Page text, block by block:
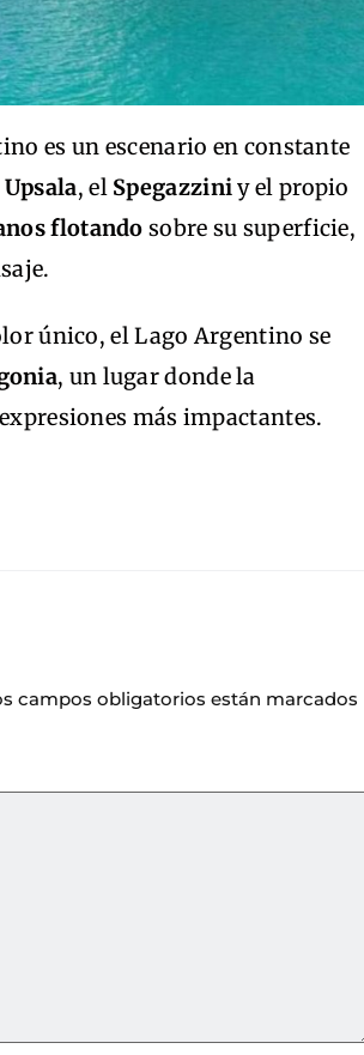
es un escenario en constante
Upsala, el Spegazziniy el propio
flotando sobre su superficie,
único, el Lago Argentino se
, un lugar donde la
más impactantes.
campos obligatorios están marcados